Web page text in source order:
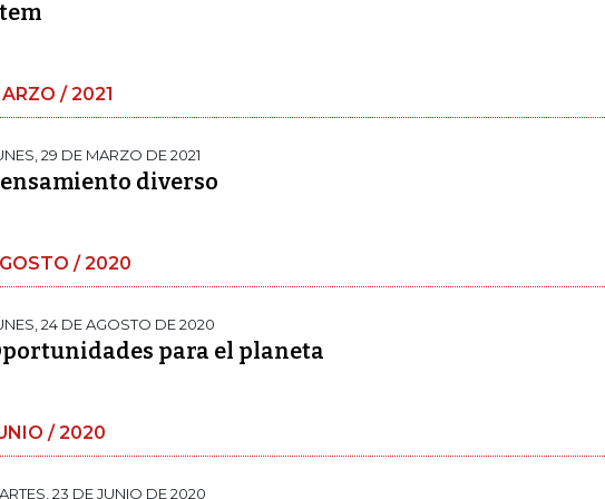
/ 2021
29 DE MARZO DE 2021
diverso
/ 2020
24 DE AGOSTO DE 2020
para el planeta
/ 2020
23 DE JUNIO DE 2020